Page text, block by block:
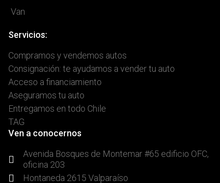
Van
Servicios:
Compramos y vendemos autos
Consignación: te ayudamos a vender tu auto
Acceso a financiamiento
Aseguramos tu auto
Entregamos en todo Chile
TAG
Ven a conocernos
Avenida Bosques de Montemar #65 edificio OFC,
oficina 203
Hontaneda 2615 Valparaíso